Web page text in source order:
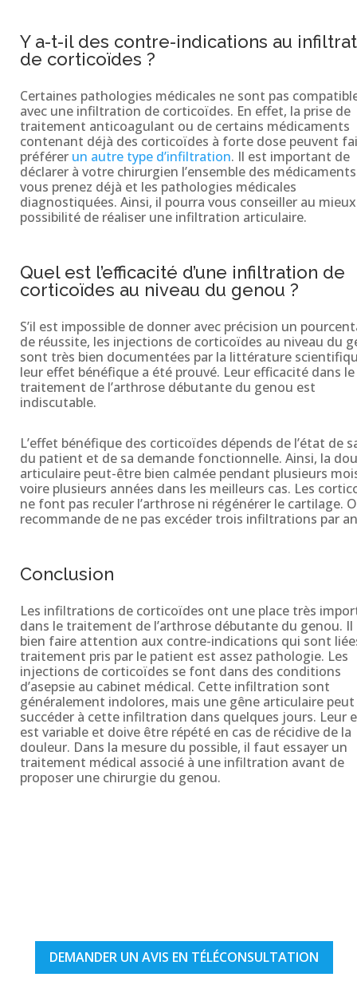
Y a-t-il des contre-indications au
de corticoïdes ?
Certaines pathologies médicales ne sont pas
avec une infiltration de corticoïdes. En effet, la prise de
traitement anticoagulant ou de certains médicaments
contenant déjà des corticoïdes à forte dose peuvent
préférer un autre type d’infiltration. Il est important de
déclarer à votre chirurgien l’ensemble des
vous prenez déjà et les pathologies médicales
diagnostiquées. Ainsi, il pourra vous conseiller au
possibilité de réaliser une infiltration articulaire.
Quel est l’efficacité d’une infiltration de
corticoïdes au niveau du genou ?
S’il est impossible de donner avec précision un
de réussite, les injections de corticoïdes au niveau du
sont très bien documentées par la littérature
leur effet bénéfique a été prouvé. Leur efficacité dans le
traitement de l’arthrose débutante du genou est
indiscutable.
L’effet bénéfique des corticoïdes dépends de l’état de
du patient et de sa demande fonctionnelle. Ainsi, la
articulaire peut-être bien calmée pendant plusieurs
voire plusieurs années dans les meilleurs cas. Les
ne font pas reculer l’arthrose ni régénérer le cartilage.
recommande de ne pas excéder trois infiltrations par
Conclusion
Les infiltrations de corticoïdes ont une place très
dans le traitement de l’arthrose débutante du genou.
bien faire attention aux contre-indications qui sont
traitement pris par le patient est assez pathologie. Les
injections de corticoïdes se font dans des conditions
d’asepsie au cabinet médical. Cette infiltration sont
généralement indolores, mais une gêne articulaire peut
succéder à cette infiltration dans quelques jours. Leur
est variable et doive être répété en cas de récidive de la
douleur. Dans la mesure du possible, il faut essayer un
traitement médical associé à une infiltration avant de
proposer une chirurgie du genou.
DEMANDER UN AVIS EN TÉLÉCONSULTATION